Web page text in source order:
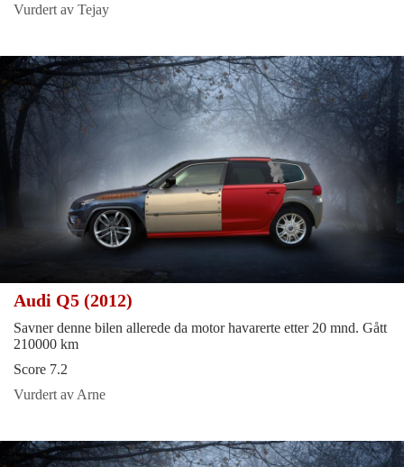
Vurdert av Tejay
Audi Q5 (2012)
Savner denne bilen allerede da motor havarerte etter 20 mnd. Gått
210000 km
Score 7.2
Vurdert av Arne